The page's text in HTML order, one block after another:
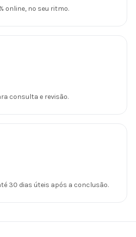
online, no seu ritmo.
consulta e revisão.
30 dias úteis após a conclusão.